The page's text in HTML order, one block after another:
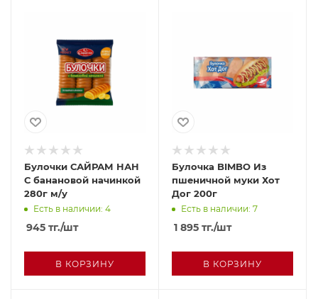
Булочки САЙРАМ НАН
С банановой начинкой
280г м/у
Есть в наличии: 4
945 тг./шт
В КОРЗИНУ
Булочка BIMBO Из
пшеничной муки Хот
Дог 200г
Есть в наличии: 7
1 895 тг./шт
В КОРЗИНУ